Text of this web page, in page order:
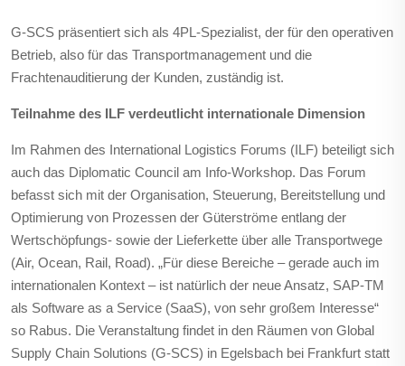
G-SCS präsentiert sich als 4PL-Spezialist, der für den operativen
Betrieb, also für das Transportmanagement und die
Frachtenauditierung der Kunden, zuständig ist.
Teilnahme des ILF verdeutlicht internationale Dimension
Im Rahmen des International Logistics Forums (ILF) beteiligt sich
auch das Diplomatic Council am Info-Workshop. Das Forum
befasst sich mit der Organisation, Steuerung, Bereitstellung und
Optimierung von Prozessen der Güterströme entlang der
Wertschöpfungs- sowie der Lieferkette über alle Transportwege
(Air, Ocean, Rail, Road). „Für diese Bereiche – gerade auch im
internationalen Kontext – ist natürlich der neue Ansatz, SAP-TM
als Software as a Service (SaaS), von sehr großem Interesse“
so Rabus. Die Veranstaltung findet in den Räumen von Global
Supply Chain Solutions (G-SCS) in Egelsbach bei Frankfurt statt